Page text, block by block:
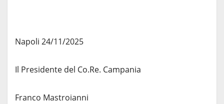
Napoli 24/11/2025
Il Presidente del Co.Re. Campania
Franco Mastroianni